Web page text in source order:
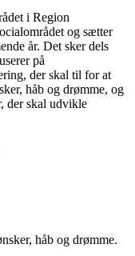
i Region
og sætter
år. Det sker dels
på
der skal til for at
håb og drømme, og
der skal udvikle
håb og drømme.